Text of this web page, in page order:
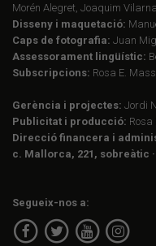
Morén Alegret, Joaquim
Disseny i maquetació:
Caps de fotografia: Juan
Assessorament lingüístic:
Subscripcions: Rosa E.
Gerència i projectes: Jordi
Publicitat i producció: Rosa
Direcció financera i
c. Mallorca, 221, sobreàtic ·
Segueix-nos a: